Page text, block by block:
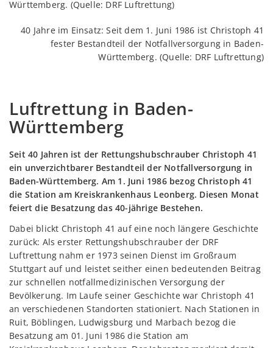
40 Jahre im Einsatz: Seit dem 1. Juni 1986 ist Christoph 41
fester Bestandteil der Notfallversorgung in Baden-
Württemberg. (Quelle: DRF Luftrettung)
Luftrettung in Baden-
Württemberg
Seit 40 Jahren ist der Rettungshubschrauber Christoph 41
ein unverzichtbarer Bestandteil der Notfallversorgung in
Baden-Württemberg. Am 1. Juni 1986 bezog Christoph 41
die Station am Kreiskrankenhaus Leonberg. Diesen Monat
feiert die Besatzung das 40-jährige Bestehen.
Dabei blickt Christoph 41 auf eine noch längere Geschichte
zurück: Als erster Rettungshubschrauber der DRF
Luftrettung nahm er 1973 seinen Dienst im Großraum
Stuttgart auf und leistet seither einen bedeutenden Beitrag
zur schnellen notfallmedizinischen Versorgung der
Bevölkerung. Im Laufe seiner Geschichte war Christoph 41
an verschiedenen Standorten stationiert. Nach Stationen in
Ruit, Böblingen, Ludwigsburg und Marbach bezog die
Besatzung am 01. Juni 1986 die Station am